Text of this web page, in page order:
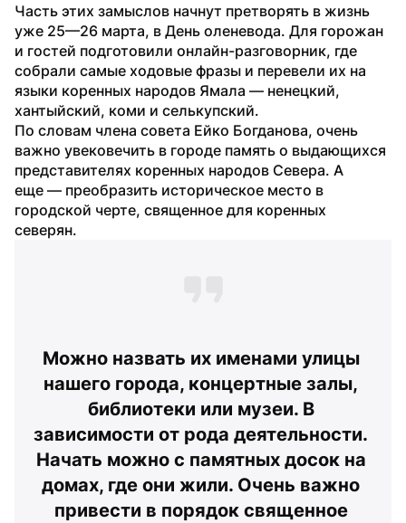
Часть этих замыслов начнут претворять в жизнь
уже 25—26 марта, в День оленевода. Для горожан
и гостей подготовили онлайн-разговорник, где
собрали самые ходовые фразы и перевели их на
языки коренных народов Ямала — ненецкий,
хантыйский, коми и селькупский.
По словам члена совета Ейко Богданова, очень
важно увековечить в городе память о выдающихся
представителях коренных народов Севера. А
еще — преобразить историческое место в
городской черте, священное для коренных
северян.
Можно назвать их именами улицы
нашего города, концертные залы,
библиотеки или музеи. В
зависимости от рода деятельности.
Начать можно с памятных досок на
домах, где они жили. Очень важно
привести в порядок священное